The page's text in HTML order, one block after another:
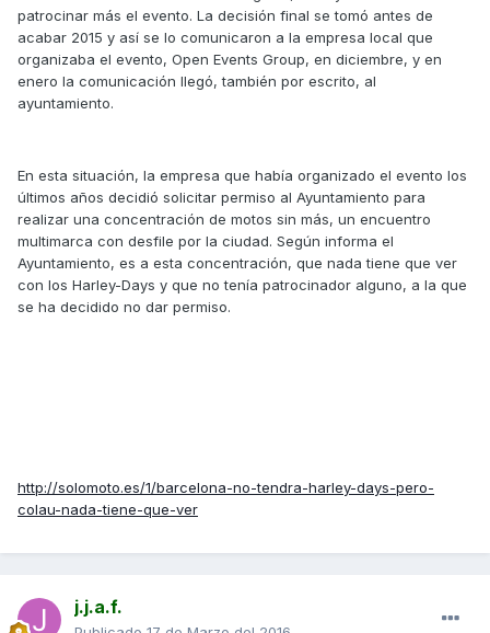
patrocinar más el evento. La decisión final se tomó antes de
acabar 2015 y así se lo comunicaron a la empresa local que
organizaba el evento, Open Events Group, en diciembre, y en
enero la comunicación llegó, también por escrito, al
ayuntamiento.
En esta situación, la empresa que había organizado el evento los
últimos años decidió solicitar permiso al Ayuntamiento para
realizar una concentración de motos sin más, un encuentro
multimarca con desfile por la ciudad. Según informa el
Ayuntamiento, es a esta concentración, que nada tiene que ver
con los Harley-Days y que no tenía patrocinador alguno, a la que
se ha decidido no dar permiso.
http://solomoto.es/1/barcelona-no-tendra-harley-days-pero-
colau-nada-tiene-que-ver
j.j.a.f.